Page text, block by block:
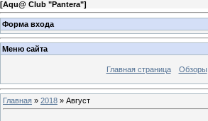
[Aqu@ Club "Pantera"]
Форма входа
Меню сайта
Главная страница Обзоры
Главная » 2018 » Август